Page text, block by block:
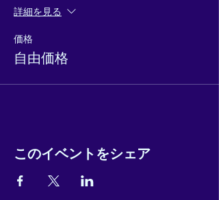
詳細を見る
価格
自由価格
このイベントをシェア